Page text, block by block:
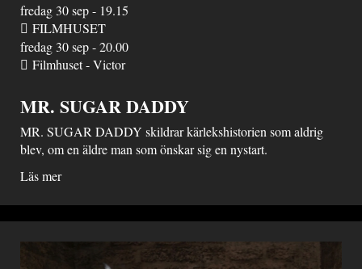
fredag 30 sep - 19.15
FILMHUSET
fredag 30 sep - 20.00
Filmhuset - Victor
MR. SUGAR DADDY
MR. SUGAR DADDY skildrar kärlekshistorien som aldrig
blev, om en äldre man som önskar sig en nystart.
Läs mer